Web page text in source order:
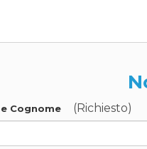
Cognome (Richiesto)